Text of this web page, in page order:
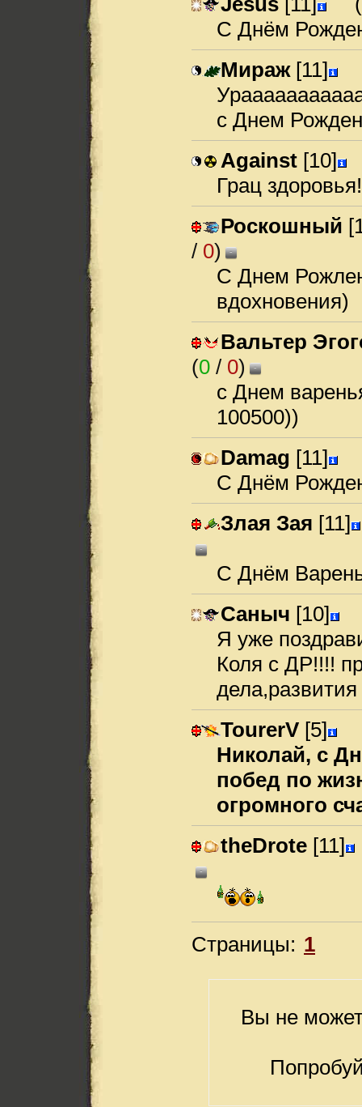
С Днём
Мираж[11]
с Днем
Against [10]
Грац здоровья!
Роскошный
/ 0) -
С Днем
вдохновения)
Вальтер
(0 / 0) -
с Днем
100500))
Damag [11]
С Днём
Злая Зая [11]
-
С Днём
Саныч [10]
Я уже
Коля с ДР!!!!
TourerV [5]
Николай, с
побед по
огромного
theDrote [11]
-
Страницы: 1
Вы не